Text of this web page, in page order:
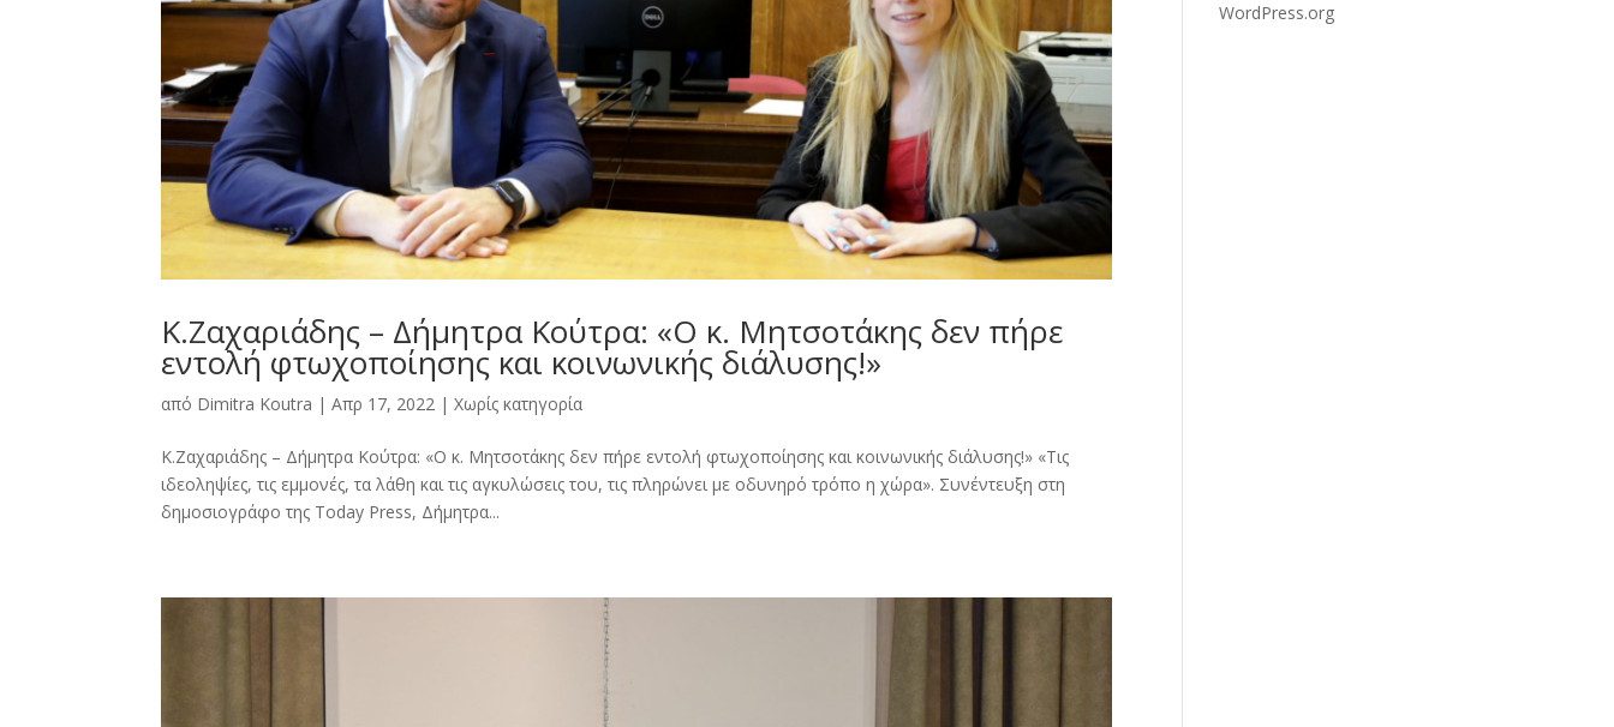
Κ.Ζαχαριάδης – Δήμητρα Κούτρα: «Ο κ. Μητσοτάκης δεν πήρε
εντολή φτωχοποίησης και κοινωνικής διάλυσης!»
από Dimitra Kοutra |Απρ 17, 2022 |Χωρίς κατηγορία
Κ.Ζαχαριάδης – Δήμητρα Κούτρα: «Ο κ. Μητσοτάκης δεν πήρε εντολή φτωχοποίησης και κοινωνικής διάλυσης!» «Τις
ιδεοληψίες, τις εµµονές, τα λάθη και τις αγκυλώσεις του, τις πληρώνει µε οδυνηρό τρόπο η χώρα». Συνέντευξη στη
δημοσιογράφο της Today Press, Δήμητρα...
WordPress.org